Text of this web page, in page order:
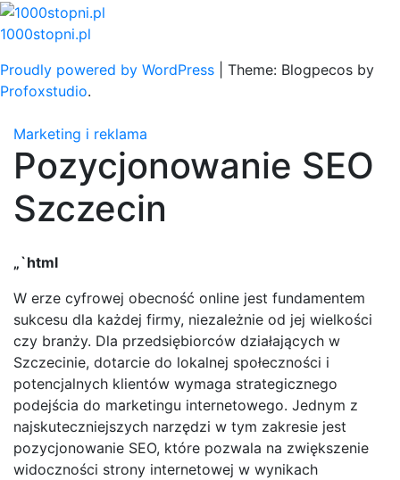
Skip
to
1000stopni.pl
Proudly powered by WordPress
Theme: Blogpecos by
Profoxstudio.
Marketing i reklama
Pozycjonowanie SEO
Szczecin
„`html
W erze cyfrowej obecność online jest fundamentem
sukcesu dla każdej firmy, niezależnie od jej wielkości
czy branży. Dla przedsiębiorców działających w
Szczecinie, dotarcie do lokalnej społeczności i
potencjalnych klientów wymaga strategicznego
podejścia do marketingu internetowego. Jednym z
najskuteczniejszych narzędzi w tym zakresie jest
pozycjonowanie SEO, które pozwala na zwiększenie
widoczności strony internetowej w wynikach